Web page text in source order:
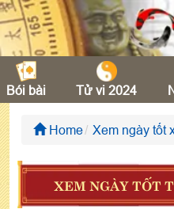
Bói bài Tử vi 2024
Home Xem ngày tốt
XEM NGÀY TỐT